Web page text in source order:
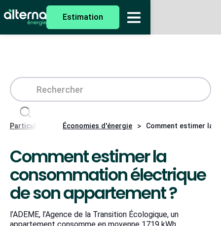
Estimation
Particuliers Économies d'énergie > Comment estimer la
Comment estimer la
consommation électrique
de son appartement ?
l’ADEME, l’Agence de la Transition Écologique, un